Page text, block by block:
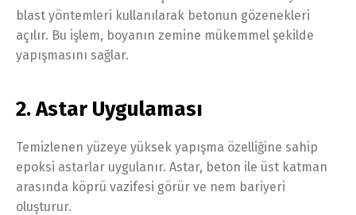
blast yöntemleri kullanılarak betonun gözenekleri
açılır. Bu işlem, boyanın zemine mükemmel şekilde
yapışmasını sağlar.
2. Astar Uygulaması
Temizlenen yüzeye yüksek yapışma özelliğine sahip
epoksi astarlar uygulanır. Astar, beton ile üst katman
arasında köprü vazifesi görür ve nem bariyeri
oluşturur.